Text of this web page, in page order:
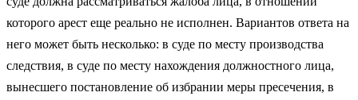
которого арест еще реально не исполнен. Вари­антов ответа на
него может быть несколько: в суде по месту производства
следствия, в суде по месту нахождения должностного лица,
вынесшего по­становление об избрании меры пресечения, в